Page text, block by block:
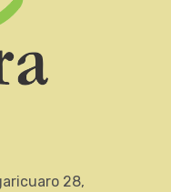
28,